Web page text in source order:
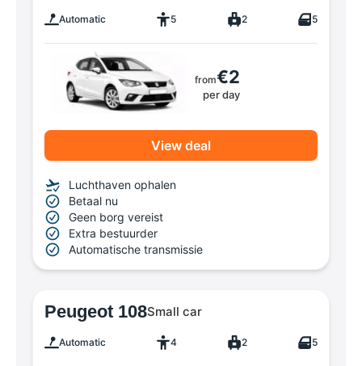
Automatic 5 2 5
from€2
per day
View deal
Luchthaven ophalen
Betaal nu
Geen borg vereist
Extra bestuurder
Automatische transmissie
Peugeot 108Small car
Automatic 4 2 5